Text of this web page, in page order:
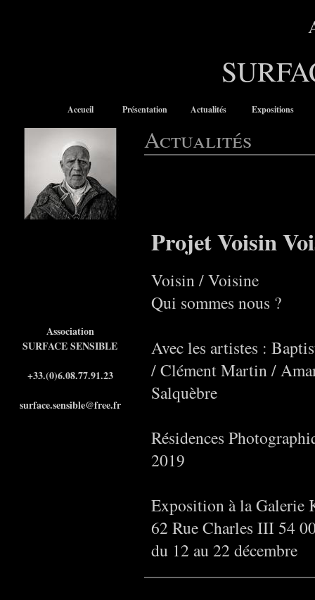
Accueil Présentation Actualités Expositions
Association
SURFACE SENSIBLE
+33.(0)6.08.77.91.23
surface.sensible@free.fr
Actualités
Projet Voisin
Voisin / Voisine
Qui sommes nous ?
Avec les artistes :
/ Clément Martin /
Salquèbre
Résidences
2019
Exposition à la Galerie
62 Rue Charles III 54
du 12 au 22 décembre